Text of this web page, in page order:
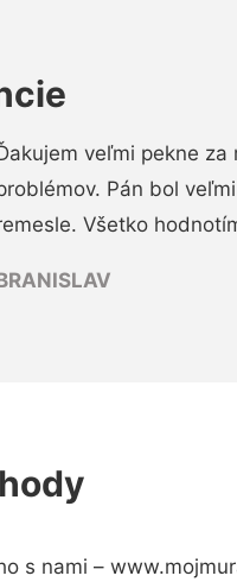
veľmi pekne
Pán bol
Všetko
s nami –